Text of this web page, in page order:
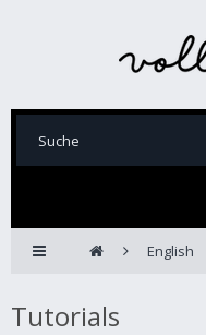
English
Tutorials